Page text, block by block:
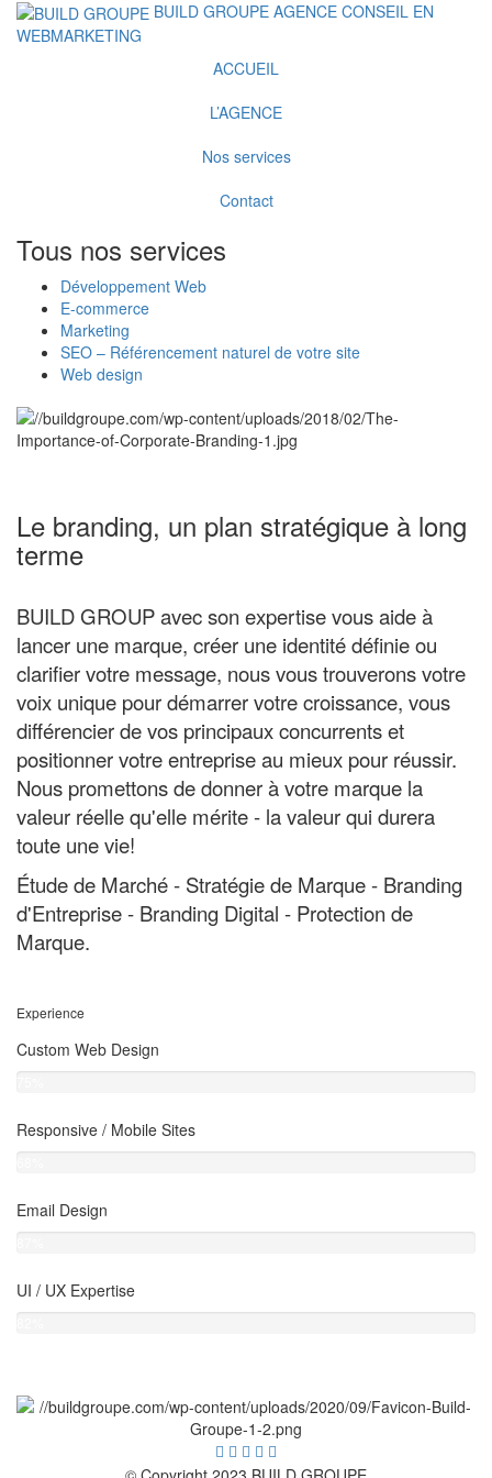
BUILD GROUPE AGENCE CONSEIL EN
WEBMARKETING
ACCUEIL
L’AGENCE
Nos services
Contact
Tous nos services
Développement Web
E-commerce
Marketing
SEO – Référencement naturel de votre site
Web design
Le branding, un plan stratégique à long
terme
BUILD GROUP avec son expertise vous aide à
lancer une marque, créer une identité définie ou
clarifier votre message, nous vous trouverons votre
voix unique pour démarrer votre croissance, vous
différencier de vos principaux concurrents et
positionner votre entreprise au mieux pour réussir.
Nous promettons de donner à votre marque la
valeur réelle qu'elle mérite - la valeur qui durera
toute une vie!
Étude de Marché - Stratégie de Marque - Branding
d'Entreprise - Branding Digital - Protection de
Marque.
Experience
Custom Web Design
Responsive / Mobile Sites
Email Design
UI / UX Expertise